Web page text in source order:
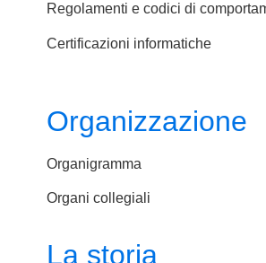
Regolamenti e codici di
Certificazioni informatiche
Organizzazione
Organigramma
Organi collegiali
La storia